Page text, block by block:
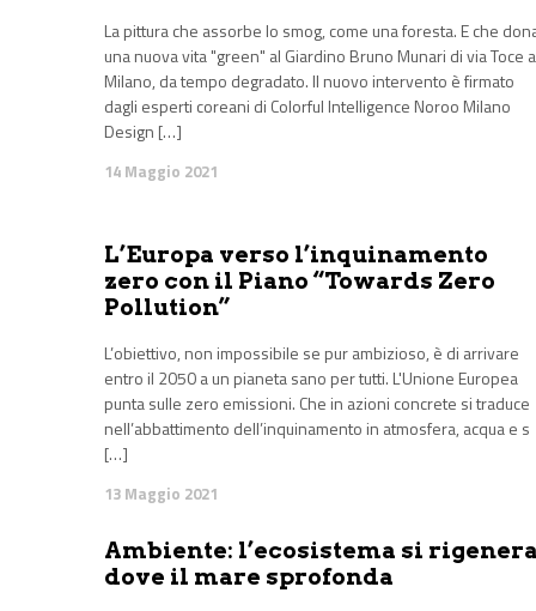
La pittura che assorbe lo smog, come una foresta. E che
una nuova vita "green" al Giardino Bruno Munari di via Toce a
Milano, da tempo degradato. Il nuovo intervento è firmato
dagli esperti coreani di Colorful Intelligence Noroo Milano
Design […]
14 Maggio 2021
L’Europa verso l’inquinamento
zero con il Piano “Towards Zero
Pollution”
L’obiettivo, non impossibile se pur ambizioso, è di arrivare
entro il 2050 a un pianeta sano per tutti. L'Unione Europea
punta sulle zero emissioni. Che in azioni concrete si traduce
nell’abbattimento dell’inquinamento in atmosfera, acqua e s
[…]
13 Maggio 2021
Ambiente: l’ecosistema si
dove il mare sprofonda